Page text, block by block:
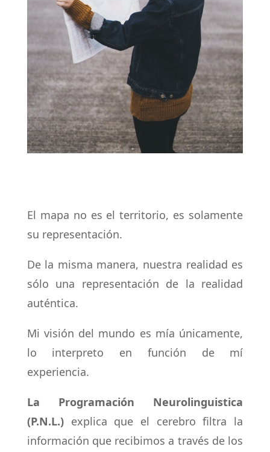
El mapa no es el territorio, es solamente
su representación.
De la misma manera, nuestra realidad es
sólo una representación de la realidad
auténtica.
Mi visión del mundo es mía únicamente,
lo interpreto en función de mí
experiencia.
La Programación Neurolinguistica
(P.N.L.)explica que el cerebro filtra la
información que recibimos a través de los